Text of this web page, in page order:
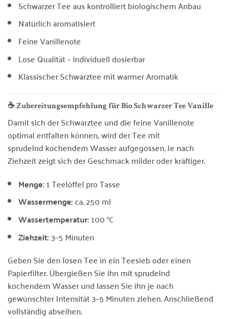
Schwarzer Tee aus kontrolliert biologischem Anbau
Natürlich aromatisiert
Feine Vanillenote
Lose Qualität – individuell dosierbar
Klassischer Schwarztee mit warmer Aromatik
☕ Zubereitungsempfehlung für Bio Schwarzer Tee Vanille
Damit sich der Schwarztee und die feine Vanillenote
optimal entfalten können, wird der Tee mit
sprudelnd kochendem Wasser aufgegossen. Je nach
Ziehzeit zeigt sich der Geschmack milder oder kräftiger.
Menge:1 Teelöffel pro Tasse
Wassermenge:ca. 250 ml
Wassertemperatur:100 °C
Ziehzeit:3–5 Minuten
Geben Sie den losen Tee in ein Teesieb oder einen
Papierfilter. Übergießen Sie ihn mit sprudelnd
kochendem Wasser und lassen Sie ihn je nach
gewünschter Intensität 3–5 Minuten ziehen. Anschließend
vollständig abseihen.